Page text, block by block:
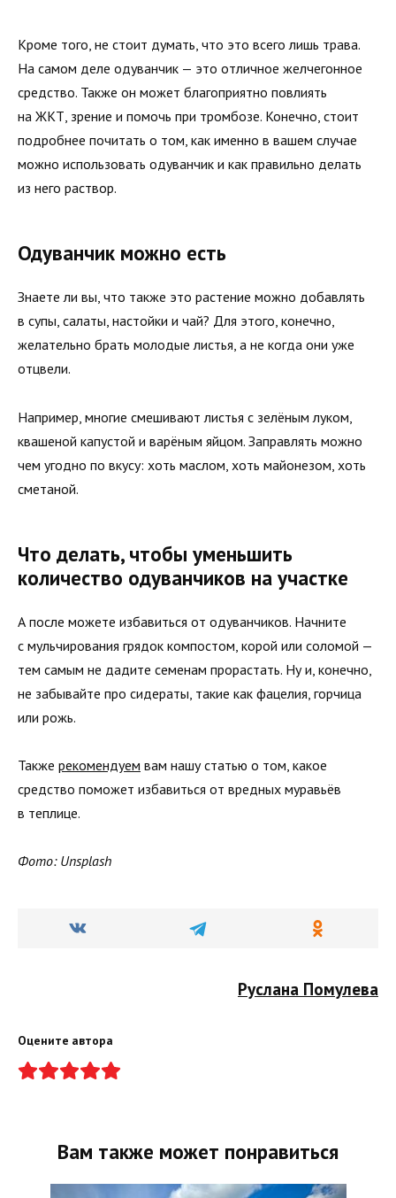
Кроме того, не стоит думать, что это всего лишь трава.
На самом деле одуванчик — это отличное желчегонное
средство. Также он может благоприятно повлиять
на ЖКТ, зрение и помочь при тромбозе. Конечно, стоит
подробнее почитать о том, как именно в вашем случае
можно использовать одуванчик и как правильно делать
из него раствор.
Одуванчик можно есть
Знаете ли вы, что также это растение можно добавлять
в супы, салаты, настойки и чай? Для этого, конечно,
желательно брать молодые листья, а не когда они уже
отцвели.
Например, многие смешивают листья с зелёным луком,
квашеной капустой и варёным яйцом. Заправлять можно
чем угодно по вкусу: хоть маслом, хоть майонезом, хоть
сметаной.
Что делать, чтобы уменьшить
количество одуванчиков на участке
А после можете избавиться от одуванчиков. Начните
с мульчирования грядок компостом, корой или соломой —
тем самым не дадите семенам прорастать. Ну и, конечно,
не забывайте про сидераты, такие как фацелия, горчица
или рожь.
Также рекомендуем вам нашу статью о том, какое
средство поможет избавиться от вредных муравьёв
в теплице.
Фото: Unsplash
Руслана Помулева
Оцените автора
Вам также может понравиться